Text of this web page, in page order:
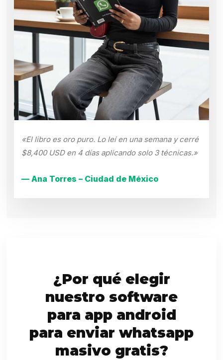
«El libro es oro puro. Lo leí en una semana y cerré
$8,400 USD en 4 días aplicando solo 3 técnicas.»
— Ana Torres – Ciudad de México
¿Por qué elegir
nuestro software
para app android
para enviar whatsapp
masivo gratis?